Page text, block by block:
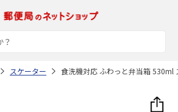
スケーター 食洗機対応 ふわっと弁当箱 530ml